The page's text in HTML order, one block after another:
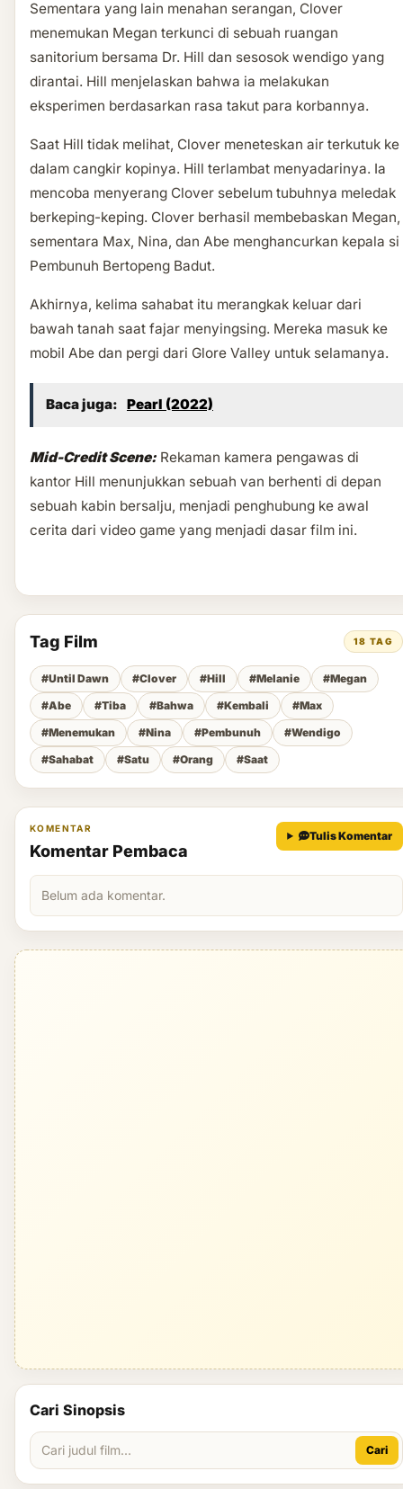
Sementara yang lain menahan serangan, Clover
menemukan Megan terkunci di sebuah ruangan
sanitorium bersama Dr. Hill dan sesosok wendigo yang
dirantai. Hill menjelaskan bahwa ia melakukan
eksperimen berdasarkan rasa takut para korbannya.
Saat Hill tidak melihat, Clover meneteskan air terkutuk ke
dalam cangkir kopinya. Hill terlambat menyadarinya. Ia
mencoba menyerang Clover sebelum tubuhnya meledak
berkeping-keping. Clover berhasil membebaskan Megan,
sementara Max, Nina, dan Abe menghancurkan kepala si
Pembunuh Bertopeng Badut.
Akhirnya, kelima sahabat itu merangkak keluar dari
bawah tanah saat fajar menyingsing. Mereka masuk ke
mobil Abe dan pergi dari Glore Valley untuk selamanya.
Baca juga: Pearl (2022)
Mid-Credit Scene: Rekaman kamera pengawas di
kantor Hill menunjukkan sebuah van berhenti di depan
sebuah kabin bersalju, menjadi penghubung ke awal
cerita dari video game yang menjadi dasar film ini.
Tag Film 18 TAG
#Until Dawn #Clover #Hill #Melanie
#Megan
#Abe
#Tiba #Bahwa #Kembali
#Max
#Menemukan
#Nina #Pembunuh
#Wendigo
#Sahabat
#Satu #Orang #Saat
KOMENTAR
Komentar Pembaca
Tulis Komentar
Belum ada komentar.
Cari Sinopsis
Cari